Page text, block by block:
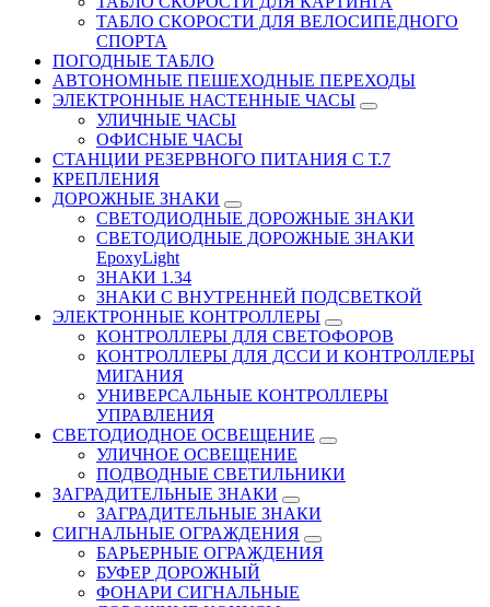
ТАБЛО СКОРОСТИ ДЛЯ ВЕЛОСИПЕДНОГО
СПОРТА
ПОГОДНЫЕ ТАБЛО
АВТОНОМНЫЕ ПЕШЕХОДНЫЕ ПЕРЕХОДЫ
ЭЛЕКТРОННЫЕ НАСТЕННЫЕ ЧАСЫ
УЛИЧНЫЕ ЧАСЫ
ОФИСНЫЕ ЧАСЫ
СТАНЦИИ РЕЗЕРВНОГО ПИТАНИЯ С Т.7
КРЕПЛЕНИЯ
ДОРОЖНЫЕ ЗНАКИ
СВЕТОДИОДНЫЕ ДОРОЖНЫЕ ЗНАКИ
СВЕТОДИОДНЫЕ ДОРОЖНЫЕ ЗНАКИ
EpoxyLight
ЗНАКИ 1.34
ЗНАКИ С ВНУТРЕННЕЙ ПОДСВЕТКОЙ
ЭЛЕКТРОННЫЕ КОНТРОЛЛЕРЫ
КОНТРОЛЛЕРЫ ДЛЯ СВЕТОФОРОВ
КОНТРОЛЛЕРЫ ДЛЯ ДССИ И КОНТРОЛЛЕРЫ
МИГАНИЯ
УНИВЕРСАЛЬНЫЕ КОНТРОЛЛЕРЫ
УПРАВЛЕНИЯ
СВЕТОДИОДНОЕ ОСВЕЩЕНИЕ
УЛИЧНОЕ ОСВЕЩЕНИЕ
ПОДВОДНЫЕ СВЕТИЛЬНИКИ
ЗАГРАДИТЕЛЬНЫЕ ЗНАКИ
ЗАГРАДИТЕЛЬНЫЕ ЗНАКИ
СИГНАЛЬНЫЕ ОГРАЖДЕНИЯ
БАРЬЕРНЫЕ ОГРАЖДЕНИЯ
БУФЕР ДОРОЖНЫЙ
ФОНАРИ СИГНАЛЬНЫЕ